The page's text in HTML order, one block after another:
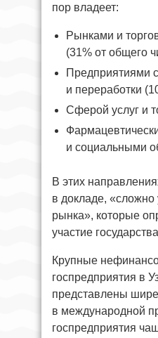
пор владеет:
Рынками и
(31% от общего
Предприятиями
и переработки
Сферой услуг и
и социальными
В этих
в докладе, «сложно
рынка», которые
участие
Крупные
госпредприятия в
представлены
в международной
госпредприятия